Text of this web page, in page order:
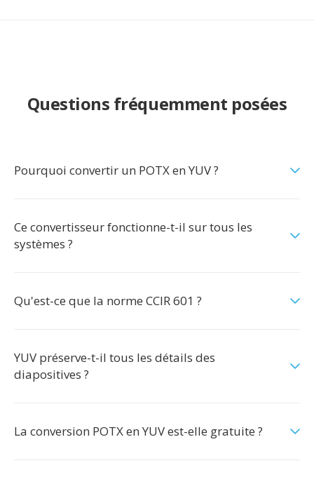
Questions fréquemment posées
Pourquoi convertir un POTX en YUV ?
Ce convertisseur fonctionne-t-il sur tous les
systèmes ?
Qu'est-ce que la norme CCIR 601 ?
YUV préserve-t-il tous les détails des
diapositives ?
La conversion POTX en YUV est-elle gratuite ?